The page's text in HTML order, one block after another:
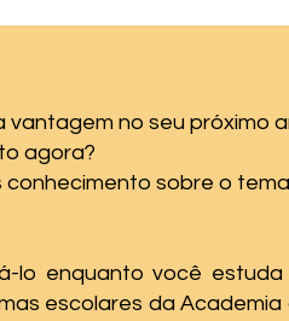
vantagem no seu próximo
agora?
sobre o
lo enquanto você
escolares da Academia